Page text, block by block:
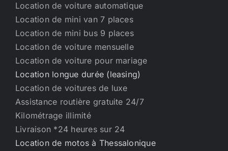
Location de voiture automatique
Location de mini van 7 places
Location de mini bus 9 places
Location de voiture mensuelle
Location de voiture pour mariage
Location longue durée (leasing)
Location de voitures de luxe
Assistance routière gratuite 24/7
Kilométrage illimité
Livraison *24 heures sur 24
Location de motos à Thessalonique